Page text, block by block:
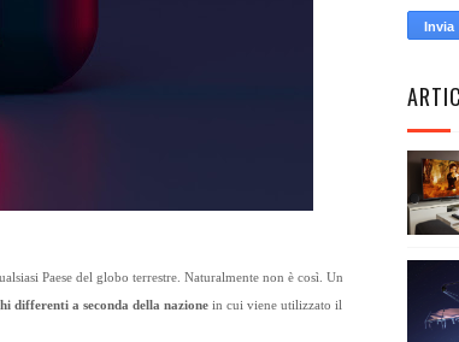
Paese del globo terrestre. Naturalmente non è così. Un
differenti a seconda della nazionein cui viene utilizzato il